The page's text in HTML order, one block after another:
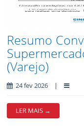
Resumo
(Varejo)
24 fev 2026 |
LER MAIS →